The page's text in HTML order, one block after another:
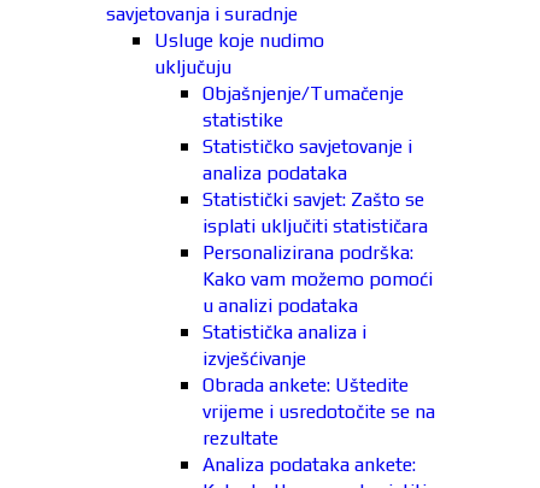
savjetovanja i suradnje
Usluge koje nudimo
uključuju
Objašnjenje/Tumačenje
statistike
Statističko savjetovanje i
analiza podataka
Statistički savjet: Zašto se
isplati uključiti statističara
Personalizirana podrška:
Kako vam možemo pomoći
u analizi podataka
Statistička analiza i
izvješćivanje
Obrada ankete: Uštedite
vrijeme i usredotočite se na
rezultate
Analiza podataka ankete: